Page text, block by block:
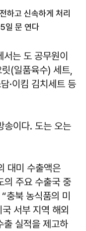
하고 신속하게 처리
일 문 연다
는 도 공무원이
(일품육수) 세트,
·이킴 김치세트 등
송이다. 도는 오는
대미 수출액은
주요 수출국 중
충북 농식품의 미
서부 지역 해외
출 실적을 제고하